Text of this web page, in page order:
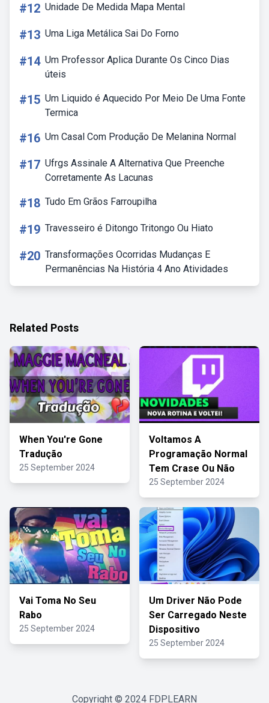
#12 Unidade De Medida Mapa Mental
#13 Uma Liga Metálica Sai Do Forno
#14 Um Professor Aplica Durante Os Cinco Dias
úteis
#15 Um Liquido é Aquecido Por Meio De Uma Fonte
Termica
#16 Um Casal Com Produção De Melanina Normal
#17 Ufrgs Assinale A Alternativa Que Preenche
Corretamente As Lacunas
#18 Tudo Em Grãos Farroupilha
#19 Travesseiro é Ditongo Tritongo Ou Hiato
#20 Transformações Ocorridas Mudanças E
Permanências Na História 4 Ano Atividades
Related Posts
When You're Gone
Tradução
25 September 2024
Voltamos A
Programação Normal
Tem Crase Ou Não
25 September 2024
Vai Toma No Seu
Rabo
25 September 2024
Um Driver Não Pode
Ser Carregado Neste
Dispositivo
25 September 2024
Copyright © 2024 FDPLEARN